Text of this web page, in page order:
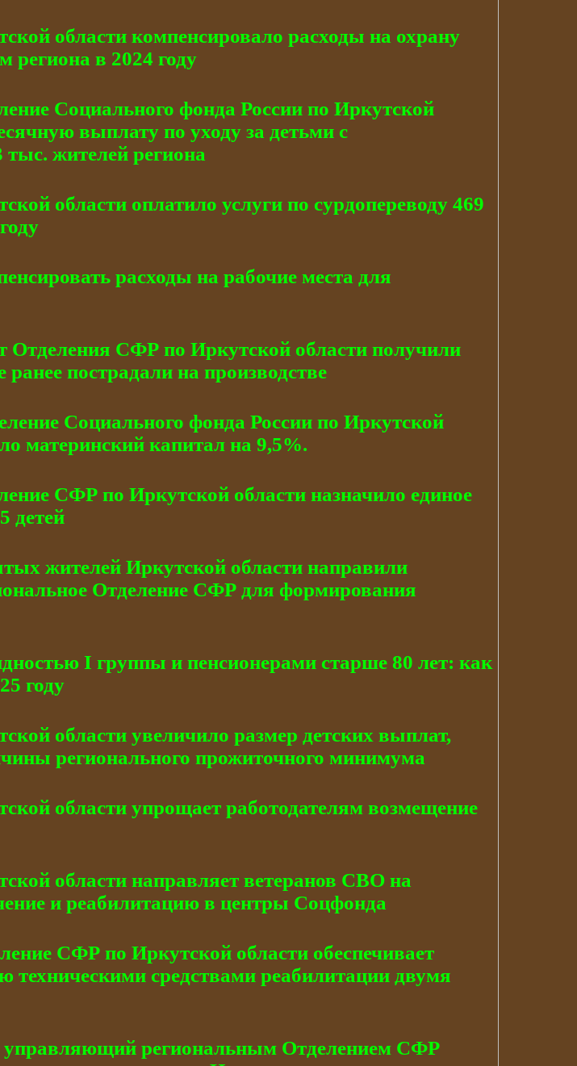
области компенсировало расходы на охрану
региона в 2024 году
Социального фонда России по Иркутской
выплату по уходу за детьми с
жителей региона
области оплатило услуги по сурдопереводу 469
расходы на рабочие места для
Отделения СФР по Иркутской области получили
пострадали на производстве
Социального фонда России по Иркутской
материнский капитал на 9,5%.
СФР по Иркутской области назначило единое
детей
жителей Иркутской области направили
Отделение СФР для формирования
I группы и пенсионерами старше 80 лет: как
году
области увеличило размер детских выплат,
регионального прожиточного минимума
области упрощает работодателям возмещение
области направляет ветеранов СВО на
и реабилитацию в центры Соцфонда
СФР по Иркутской области обеспечивает
техническими средствами реабилитации двумя
управляющий региональным Отделением СФР